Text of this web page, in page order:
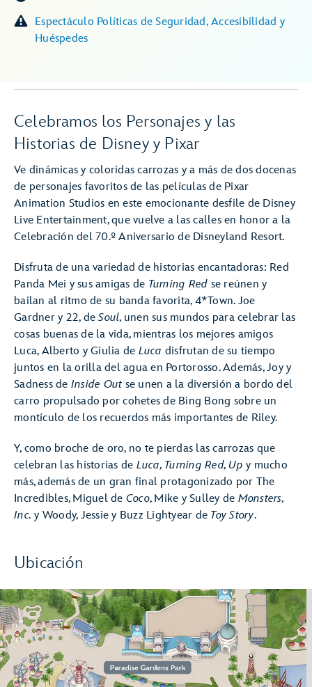
Espectáculo Políticas de Seguridad, Accesibilidad y
Huéspedes
Celebramos los Personajes y las
Historias de Disney y Pixar
Ve dinámicas y coloridas carrozas y a más de dos docenas
de personajes favoritos de las películas de Pixar
Animation Studios en este emocionante desfile de Disney
Live Entertainment, que vuelve a las calles en honor a la
Celebración del 70.º Aniversario de Disneyland Resort.
Disfruta de una variedad de historias encantadoras: Red
Panda Mei y sus amigas de Turning Red se reúnen y
bailan al ritmo de su banda favorita, 4*Town. Joe
Gardner y 22, deSoul, unen sus mundos para celebrar las
cosas buenas de la vida, mientras los mejores amigos
Luca, Alberto y Giulia de Luca disfrutan de su tiempo
juntos en la orilla del agua en Portorosso. Además, Joy y
Sadness de Inside Out se unen a la diversión a bordo del
carro propulsado por cohetes de Bing Bong sobre un
montículo de los recuerdos más importantes de Riley.
Y, como broche de oro, no te pierdas las carrozas que
celebran las historias de Luca, Turning Red, Up y mucho
más, además de un gran final protagonizado por The
Incredibles, Miguel de Coco, Mike y Sulley de Monsters,
Inc. y Woody, Jessie y Buzz Lightyear de Toy Story.
Ubicación